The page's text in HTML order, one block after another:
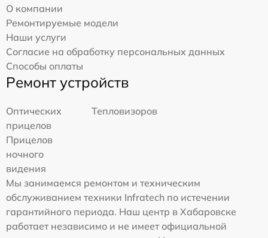
О компании
Ремонтируемые модели
Наши услуги
Согласие на обработку персональных данных
Способы оплаты
Ремонт устройств
Оптических
прицелов
Тепловизоров
Прицелов
ночного
видения
Мы занимаемся ремонтом и техническим
обслуживанием техники Infratech по истечении
гарантийного периода. Наш центр в Хабаровске
работает независимо и не имеет официальной